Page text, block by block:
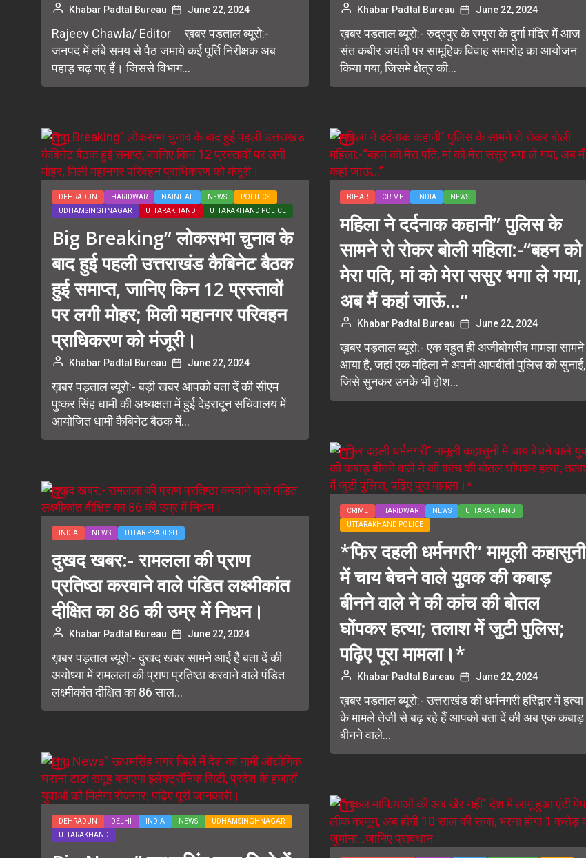
Khabar Padtal Bureau June 22, 2024
Rajeev Chawla/ Editor ख़बर पड़ताल ब्यूरो:-
जनपद में लंबे समय से पैठ जमाये कई पूर्ति निरीक्षक अब
पहाड़ चढ़ गए हैं। जिससे विभाग...
Khabar Padtal Bureau June 22, 2024
ख़बर पड़ताल ब्यूरो:- रुद्रपुर के रम्पुरा के दुर्गा मंदिर में आज
संत कबीर जयंती पर सामूहिक विवाह समारोह का आयोजन
किया गया, जिसमे क्षेत्र की...
DEHRADUN HARIDWAR NAINITAL NEWS
POLITICS
UDHAMSINGHNAGAR
UTTARAKHAND UTTARAKHAND POLICE
Big Breaking” लोकसभा चुनाव के
बाद हुई पहली उत्तराखंड कैबिनेट बैठक
हुई समाप्त, जानिए किन 12 प्रस्तावों
पर लगी मोहर; मिली महानगर परिवहन
प्राधिकरण को मंजूरी।
Khabar Padtal Bureau June 22, 2024
ख़बर पड़ताल ब्यूरो:- बड़ी खबर आपको बता दें की सीएम
पुष्कर सिंह धामी की अध्यक्षता में हुई देहरादून सचिवालय में
आयोजित धामी कैबिनेट बैठक में...
BIHAR CRIME INDIA NEWS
महिला ने दर्दनाक कहानी” पुलिस के
सामने रो रोकर बोली महिला:-“बहन को
मेरा पति, मां को मेरा ससुर भगा ले गया,
अब मैं कहां जाऊं…”
Khabar Padtal Bureau June 22, 2024
ख़बर पड़ताल ब्यूरो:- एक बहुत ही अजीबोगरीब मामला सामने
आया है, जहां एक महिला ने अपनी आपबीती पुलिस को सुनाई,
जिसे सुनकर उनके भी होश...
CRIME HARIDWAR NEWS
UTTARAKHAND
UTTARAKHAND POLICE
*फिर दहली धर्मनगरी” मामूली कहासुनी
में चाय बेचने वाले युवक की कबाड़
बीनने वाले ने की कांच की बोतल
घोंपकर हत्या; तलाश में जुटी पुलिस;
पढ़िए पूरा मामला।*
Khabar Padtal Bureau June 22, 2024
ख़बर पड़ताल ब्यूरो:- उत्तराखंड की धर्मनगरी हरिद्वार में हत्या
के मामले तेजी से बढ़ रहे हैं आपको बता दें की अब एक कबाड़
बीनने वाले...
INDIA NEWS UTTAR PRADESH
दुखद खबर:- रामलला की प्राण
प्रतिष्ठा करवाने वाले पंडित लक्ष्मीकांत
दीक्षित का 86 की उम्र में निधन।
Khabar Padtal Bureau June 22, 2024
ख़बर पड़ताल ब्यूरो:- दुखद खबर सामने आई है बता दें की
अयोध्या में रामलला की प्राण प्रतिष्ठा करवाने वाले पंडित
लक्ष्मीकांत दीक्षित का 86 साल...
DEHRADUN DELHI INDIA NEWS
UDHAMSINGHNAGAR
UTTARAKHAND